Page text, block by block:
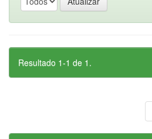
Resultado 1-1 de 1.